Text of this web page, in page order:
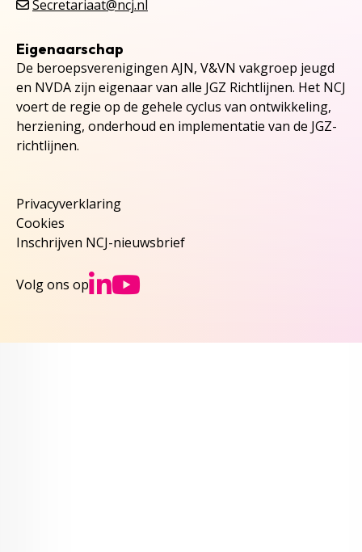
Secretariaat@ncj.nl
Eigenaarschap
De beroepsverenigingen AJN, V&VN vakgroep jeugd
en NVDA zijn eigenaar van alle JGZ Richtlijnen. Het NCJ
voert de regie op de gehele cyclus van ontwikkeling,
herziening, onderhoud en implementatie van de JGZ-
richtlijnen.
Privacyverklaring
Cookies
Inschrijven NCJ-nieuwsbrief
Volg ons op Ga naar NCJs